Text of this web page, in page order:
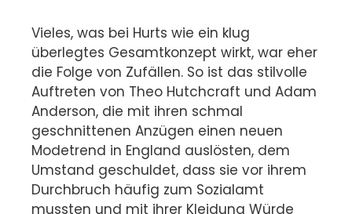
Vieles, was bei Hurts wie ein klug
überlegtes Gesamtkonzept wirkt, war eher
die Folge von Zufällen. So ist das stilvolle
Auftreten von Theo Hutchcraft und Adam
Anderson, die mit ihren schmal
geschnittenen Anzügen einen neuen
Modetrend in England auslösten, dem
Umstand geschuldet, dass sie vor ihrem
Durchbruch häufig zum Sozialamt
mussten und mit ihrer Kleidung Würde